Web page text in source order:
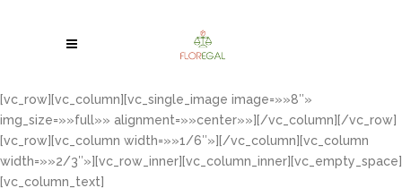
[vc_row][vc_column][vc_single_image image=»»8″»
img_size=»»full»» alignment=»»center»»][/vc_column][/vc_row]
[vc_row][vc_column width=»»1/6″»][/vc_column][vc_column
width=»»2/3″»][vc_row_inner][vc_column_inner][vc_empty_space]
[vc_column_text]